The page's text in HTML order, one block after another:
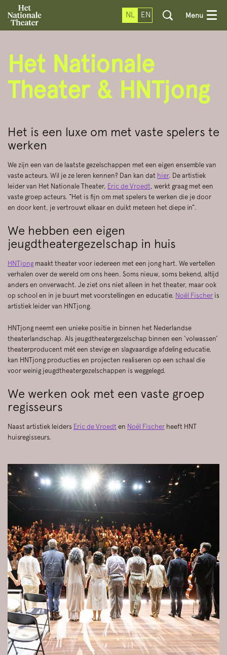
NL EN Menu
Het Nationale
Theater & HNTjong
Het is een luxe om met vaste spelers te
werken
We zijn een van de laatste gezelschappen met een eigen ensemble van
vaste acteurs. Wil je ze leren kennen? Dan kan dat hier. De artistiek
leider van Het Nationale Theater, Eric de Vroedt, werkt graag met een
vaste groep acteurs. “Het is fijn om met spelers te werken die je door
en door kent, je vertrouwt elkaar en duikt meteen het diepe in”.
We hebben een eigen
jeugdtheatergezelschap in huis
HNTjong maakt theater voor iedereen met een jong hart. We vertellen
verhalen over de wereld om ons heen. Soms nieuw, soms bekend, altijd
anders en onverwacht. Je ziet ons niet alleen in het theater, maar ook
op school en in je buurt met voorstellingen en educatie. Noël Fischer is
artistiek leider van HNTjong.
HNTjong neemt een unieke positie in binnen het Nederlandse
theaterlandschap. Als jeugdtheatergezelschap binnen een ‘volwassen’
theaterproducent mét een stevige en slagvaardige afdeling educatie,
kan HNTjong producties en projecten realiseren op een schaal die
voor weinig jeugdtheatergezelschappen is weggelegd.
We werken ook met een vaste groep
regisseurs
Naast artistiek leiders Eric de Vroedt en Noël Fischer heeft HNT
huisregisseurs.